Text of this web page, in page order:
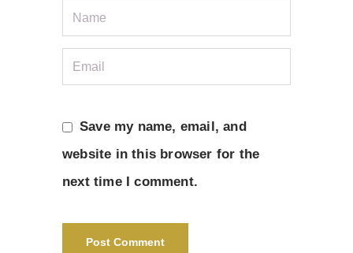
Save my name, email, and
website in this browser for the
next time I comment.